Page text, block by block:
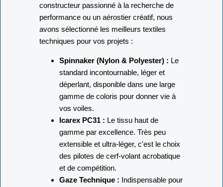
constructeur passionné à la recherche de
performance ou un aérostier créatif, nous
avons sélectionné les meilleurs textiles
techniques pour vos projets :
Spinnaker (Nylon & Polyester) : Le
standard incontournable, léger et
déperlant, disponible dans une large
gamme de coloris pour donner vie à
vos voiles.
Icarex PC31 : Le tissu haut de
gamme par excellence. Très peu
extensible et ultra-léger, c'est le choix
des pilotes de cerf-volant acrobatique
et de compétition.
Gaze Technique : Indispensable pour